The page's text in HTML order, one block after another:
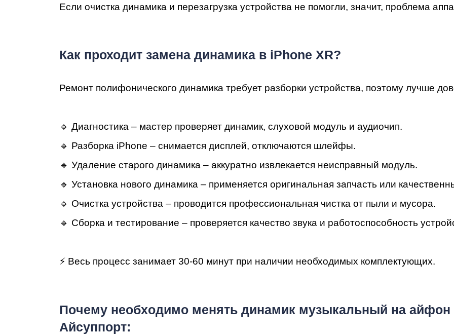
iMac
Если очистка динамика и перезагрузка устройства не помогли, значит, проблема
Как проходит замена динамика в iPhone XR?
Ремонт полифонического динамика требует разборки устройства, поэтому лучше
🔹 Диагностика – мастер проверяет динамик, слуховой модуль и аудиочип.
🔹 Разборка iPhone – снимается дисплей, отключаются шлейфы.
🔹 Удаление старого динамика – аккуратно извлекается неисправный модуль.
🔹 Установка нового динамика – применяется оригинальная запчасть или
🔹 Очистка устройства – проводится профессиональная чистка от пыли и мусора.
🔹 Сборка и тестирование – проверяется качество звука и работоспособность
⚡ Весь процесс занимает 30-60 минут при наличии необходимых комплектующих.
Пoчeму нeoбxoдимo менять динамик музыкальный на айфон
Айсуппорт: